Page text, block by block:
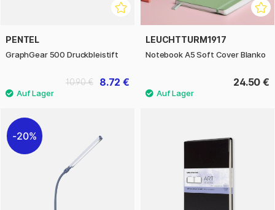
PENTEL
GraphGear 500 Druckbleistift
8.72 €
10.90 €
LEUCHTTURM1917
Notebook A5 Soft Cover Blanko
24.50 €
20%